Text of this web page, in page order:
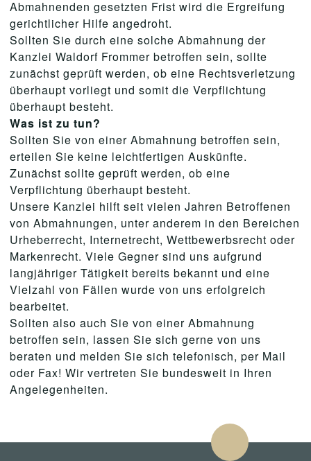
Abmahnenden gesetzten Frist wird die Ergreifung
gerichtlicher Hilfe angedroht.
Sollten Sie durch eine solche Abmahnung der
Kanzlei Waldorf Frommer betroffen sein, sollte
zunächst geprüft werden, ob eine Rechtsverletzung
überhaupt vorliegt und somit die Verpflichtung
überhaupt besteht.
Was ist zu tun?
Sollten Sie von einer Abmahnung betroffen sein,
erteilen Sie keine leichtfertigen Auskünfte.
Zunächst sollte geprüft werden, ob eine
Verpflichtung überhaupt besteht.
Unsere Kanzlei hilft seit vielen Jahren Betroffenen
von Abmahnungen, unter anderem in den Bereichen
Urheberrecht, Internetrecht, Wettbewerbsrecht oder
Markenrecht. Viele Gegner sind uns aufgrund
langjähriger Tätigkeit bereits bekannt und eine
Vielzahl von Fällen wurde von uns erfolgreich
bearbeitet.
Sollten also auch Sie von einer Abmahnung
betroffen sein, lassen Sie sich gerne von uns
beraten und melden Sie sich telefonisch, per Mail
oder Fax! Wir vertreten Sie bundesweit in Ihren
Angelegenheiten.